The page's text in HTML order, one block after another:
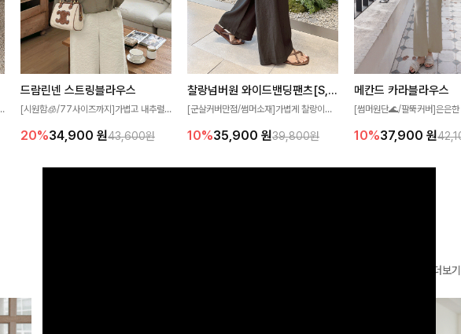
드람린넨 스트링블라우스
[시원함🧊/77사이즈까지]가볍고 내추럴
없는 슬릿 카라 디자인이 얼굴선을 더욱 시
20%34,900 원43,600원
찰랑넘버원 와이드밴딩팬츠[S,M,L사이즈]
[군살커버만점/썸머소재]가볍게 찰랑이는
편안하게 착용하실 수 있는 팬츠입니다 🖤
감 있는 착용감을 더해드려요!
10%35,900 원39,800원
메칸드 카라블라우스
[썸머원단🌊/팔뚝커버]은은
세련된 무드를 연출해주는 블
은 베이직한 디자인!
10%37,900 원
더보기